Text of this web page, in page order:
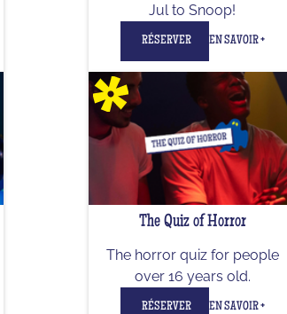
Jul to Snoop!
RÉSERVER EN SAVOIR +
The Quiz of Horror
The horror quiz for people
over 16 years old.
RÉSERVER EN SAVOIR +